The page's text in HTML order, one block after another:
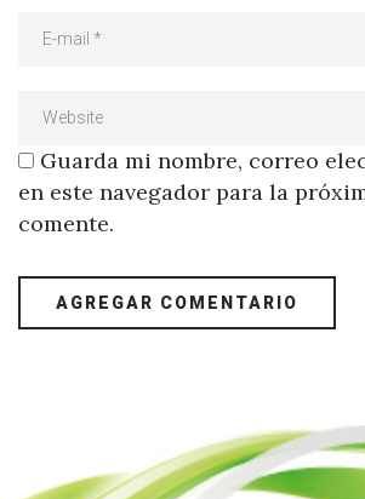
Guarda mi nombre, correo
en este navegador para la
comente.